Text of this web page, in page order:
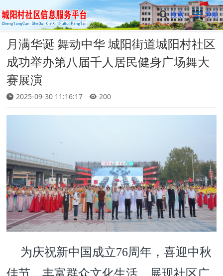
搜索 导航
月满华诞 舞动中华 城阳街道城阳村社区
成功举办第八届千人居民健身广场舞大
赛展演
2025-09-30 11:16:17 200
为庆祝新中国成立76周年，喜迎中秋